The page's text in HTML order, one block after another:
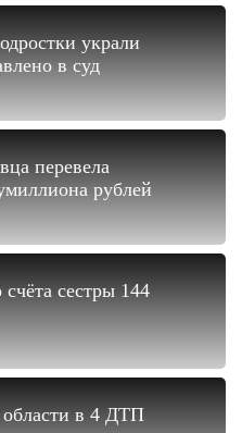
украли
в суд
перевела
рублей
сестры 144
области в 4 ДТП